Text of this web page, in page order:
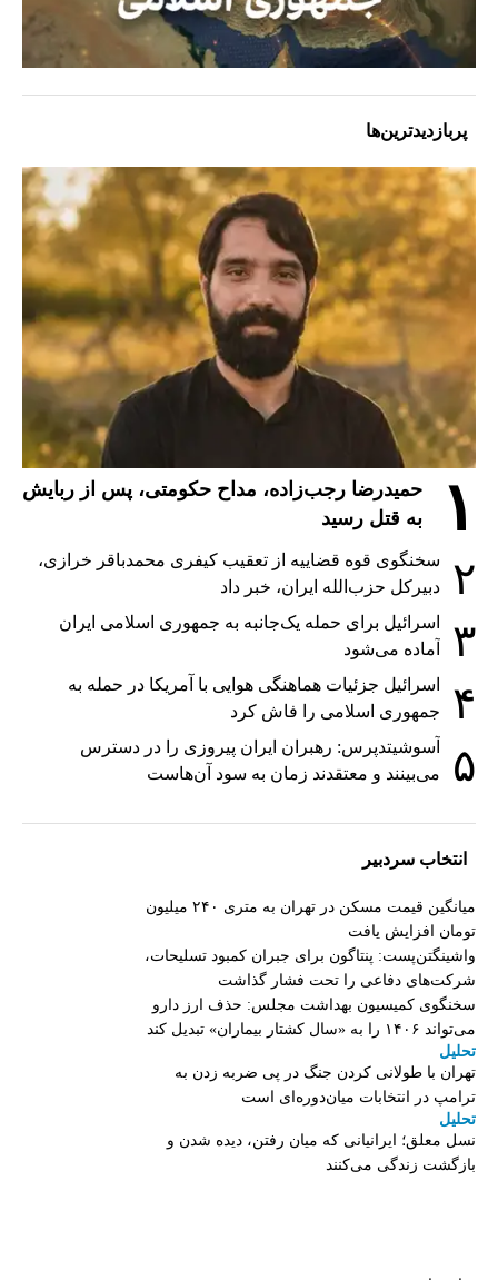
پربازدیدترین‌ها
۱
حمیدرضا رجب‌زاده، مداح حکومتی، پس از ربایش
به قتل رسید
۲
سخنگوی قوه قضاییه از تعقیب کیفری محمدباقر خرازی،
دبیر‌کل حزب‌الله ایران، خبر داد
۳
اسرائیل برای حمله یک‌جانبه به جمهوری اسلامی ایران
آماده می‌شود
۴
اسرائیل جزئیات هماهنگی هوایی با آمریکا در حمله به
جمهوری اسلامی را فاش کرد
۵
آسوشیتدپرس: رهبران ایران پیروزی را در دسترس
می‌بینند و معتقدند زمان به سود آن‌هاست
انتخاب سردبیر
میانگین قیمت مسکن در تهران به متری ۲۴۰ میلیون
تومان افزایش یافت
واشینگتن‌پست: پنتاگون برای جبران کمبود تسلیحات،
شرکت‌های دفاعی را تحت فشار گذاشت
سخنگوی کمیسیون بهداشت مجلس: حذف ارز دارو
می‌تواند ۱۴۰۶ را به «سال کشتار بیماران» تبدیل کند
تحلیل
تهران با طولانی کردن جنگ در پی ضربه زدن به
ترامپ در انتخابات میان‌دوره‌ای است
تحلیل
نسل معلق؛ ایرانیانی که میان رفتن، دیده شدن و
بازگشت زندگی می‌کنند